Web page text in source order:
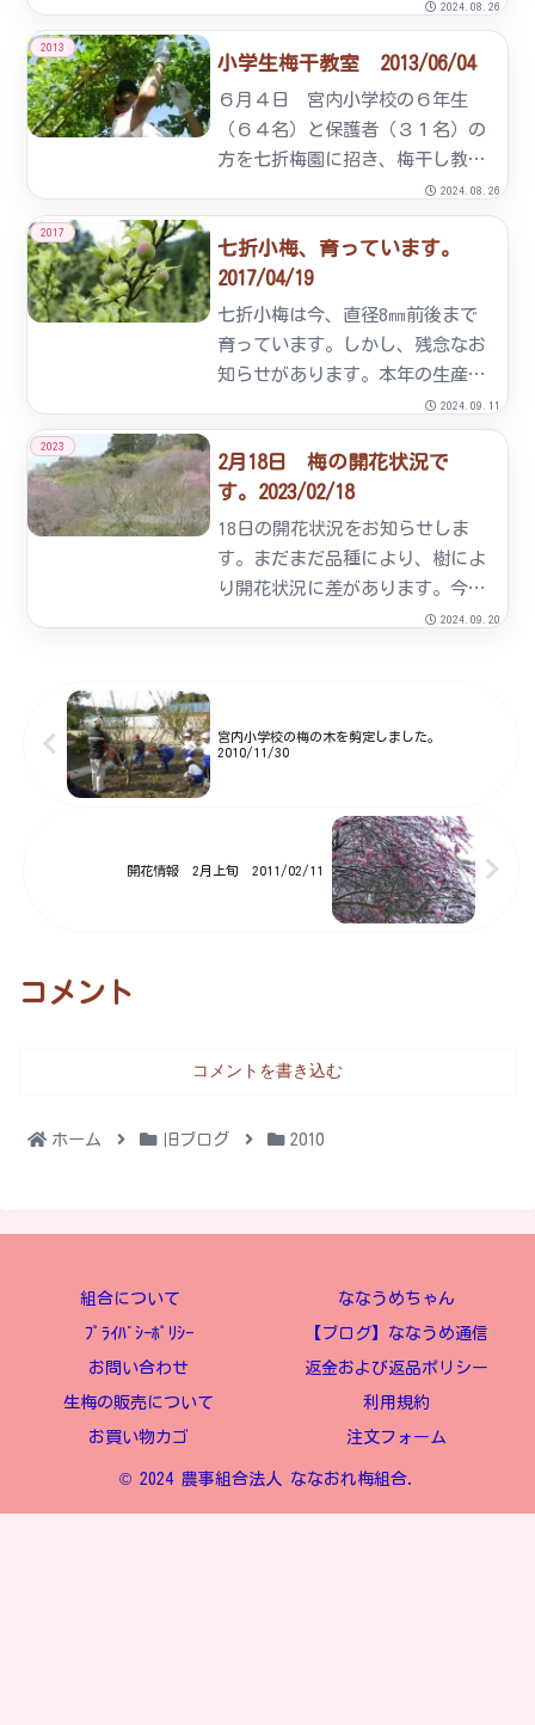
さの影響で開花が非常に遅れてお
り、現在でも１分咲き程度の状態
が続いております。これからの天
候にも左右されますが、気温１０
度以上の日があと数日続けば梅
の...
2024.08.26
2013
小学生梅干教室 2013/06/04
６月４日 宮内小学校の６年生
（６４名）と保護者（３１名）の
方を七折梅園に招き、梅干し教室
を開催しました。元気いっぱいの
生徒さん達は、鈴なりに実った七
折小梅の青い実を丁寧に収穫して
いました。収穫した七折小梅の実
を選果機にかけ、梅の実に傷がな
い...
2024.08.26
2017
七折小梅、育っています。
2017/04/19
七折小梅は今、直径8㎜前後まで
育っています。しかし、残念なお
知らせがあります。本年の生産量
は平年の20～30％の見通しで
す。その原因は諸説あります。詳
しくは梅に聞いてみないと分かり
ませんが一つには花の期間が低温
であったことが考えられます。
5...
2024.09.11
2023
2月18日 梅の開花状況で
す。2023/02/18
18日の開花状況をお知らせしま
す。まだまだ品種により、樹によ
り開花状況に差があります。今回
の25日からの開催期間中は見ごろ
2024.09.20
宮内小学校の梅の木を剪定しました。
2010/11/30
開花情報 2月上旬 2011/02/11
コメント
コメントを書き込む
ホーム 旧ブログ 2010
組合について ななうめちゃん
ﾌﾟﾗｲﾊﾞｼｰﾎﾟﾘｼｰ 【ブログ】ななうめ通信
お問い合わせ 返金および返品ポリシー
生梅の販売について 利用規約
お買い物カゴ 注文フォーム
© 2024 農事組合法人 ななおれ梅組合.